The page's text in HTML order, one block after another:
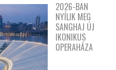
2026-BAN
NYÍLIK MEG
SANGHAJ ÚJ
IKONIKUS
OPERAHÁZA